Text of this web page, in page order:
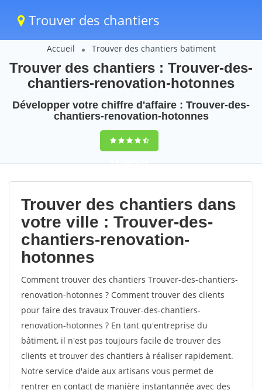
Trouver des chantiers
Accueil Trouver des chantiers batiment
Trouver des chantiers : Trouver-des-
chantiers-renovation-hotonnes
Développer votre chiffre d'affaire : Trouver-des-
chantiers-renovation-hotonnes
9,5(100%)95
votes
Trouver des chantiers dans
votre ville : Trouver-des-
chantiers-renovation-
hotonnes
Comment trouver des chantiers Trouver-des-chantiers-
renovation-hotonnes ? Comment trouver des clients
pour faire des travaux Trouver-des-chantiers-
renovation-hotonnes ? En tant qu'entreprise du
bâtiment, il n'est pas toujours facile de trouver des
clients et trouver des chantiers à réaliser rapidement.
Notre service d'aide aux artisans vous permet de
rentrer en contact de manière instantannée avec des